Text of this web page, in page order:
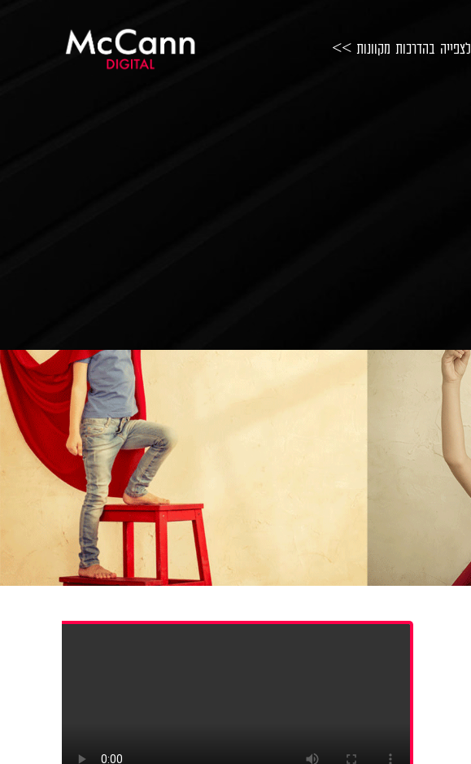
לצפייה בהדרכות מקוונות >>